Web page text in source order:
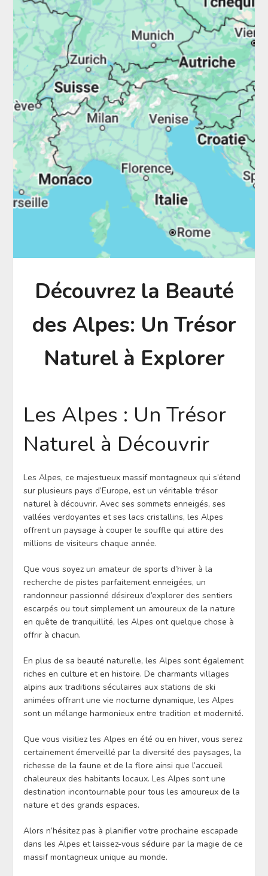
Découvrez la Beauté
des Alpes: Un Trésor
Naturel à Explorer
Les Alpes : Un Trésor
Naturel à Découvrir
Les Alpes, ce majestueux massif montagneux qui s’étend
sur plusieurs pays d’Europe, est un véritable trésor
naturel à découvrir. Avec ses sommets enneigés, ses
vallées verdoyantes et ses lacs cristallins, les Alpes
offrent un paysage à couper le souffle qui attire des
millions de visiteurs chaque année.
Que vous soyez un amateur de sports d’hiver à la
recherche de pistes parfaitement enneigées, un
randonneur passionné désireux d’explorer des sentiers
escarpés ou tout simplement un amoureux de la nature
en quête de tranquillité, les Alpes ont quelque chose à
offrir à chacun.
En plus de sa beauté naturelle, les Alpes sont également
riches en culture et en histoire. De charmants villages
alpins aux traditions séculaires aux stations de ski
animées offrant une vie nocturne dynamique, les Alpes
sont un mélange harmonieux entre tradition et modernité.
Que vous visitiez les Alpes en été ou en hiver, vous serez
certainement émerveillé par la diversité des paysages, la
richesse de la faune et de la flore ainsi que l’accueil
chaleureux des habitants locaux. Les Alpes sont une
destination incontournable pour tous les amoureux de la
nature et des grands espaces.
Alors n’hésitez pas à planifier votre prochaine escapade
dans les Alpes et laissez-vous séduire par la magie de ce
massif montagneux unique au monde.